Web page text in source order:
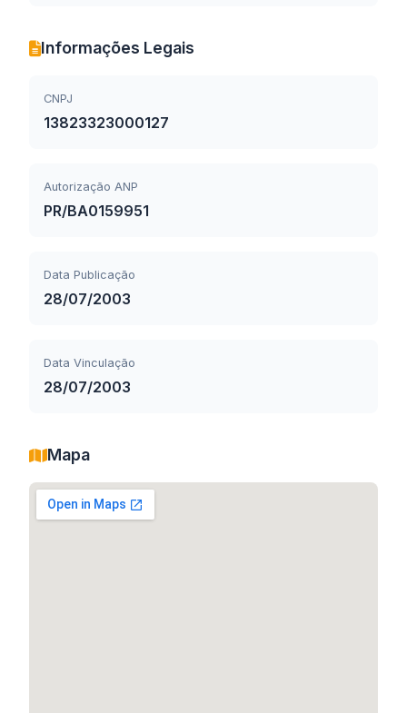
Informações Legais
CNPJ
13823323000127
Autorização ANP
PR/BA0159951
Data Publicação
28/07/2003
Data Vinculação
28/07/2003
Mapa